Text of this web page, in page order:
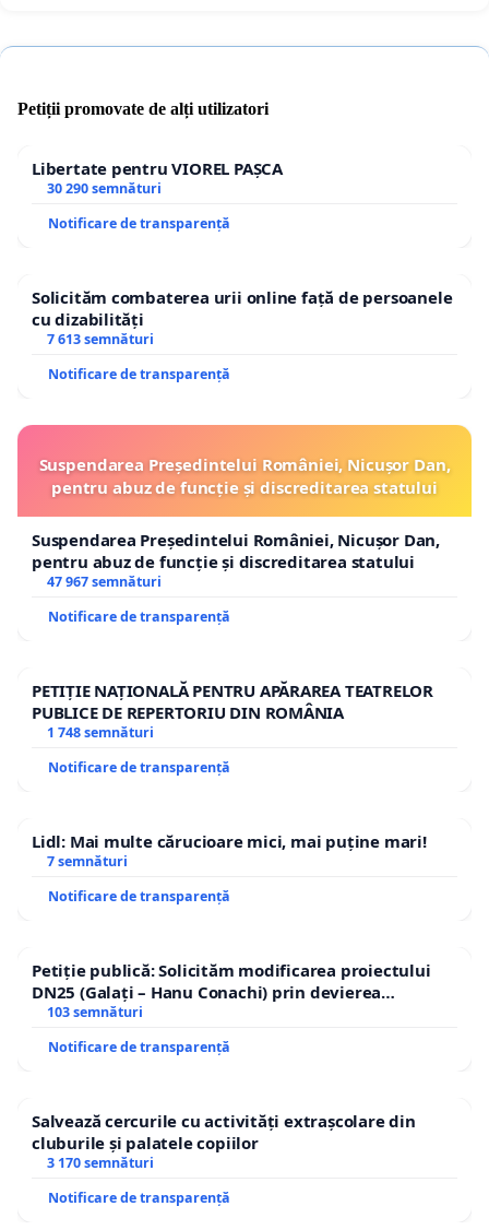
Petiții promovate de alți utilizatori
Libertate pentru VIOREL PAȘCA
30 290 semnături
Notificare de transparență
Solicităm combaterea urii online față de persoanele
cu dizabilități
7 613 semnături
Notificare de transparență
Suspendarea Președintelui României, Nicușor Dan,
pentru abuz de funcție și discreditarea statului
Suspendarea Președintelui României, Nicușor Dan,
pentru abuz de funcție și discreditarea statului
47 967 semnături
Notificare de transparență
PETIȚIE NAȚIONALĂ PENTRU APĂRAREA TEATRELOR
PUBLICE DE REPERTORIU DIN ROMÂNIA
1 748 semnături
Notificare de transparență
Lidl: Mai multe cărucioare mici, mai puține mari!
7 semnături
Notificare de transparență
Petiție publică: Solicităm modificarea proiectului
DN25 (Galați – Hanu Conachi) prin devierea
traseului în afara localităților!
103 semnături
Notificare de transparență
Salvează cercurile cu activități extrașcolare din
cluburile și palatele copiilor
3 170 semnături
Notificare de transparență